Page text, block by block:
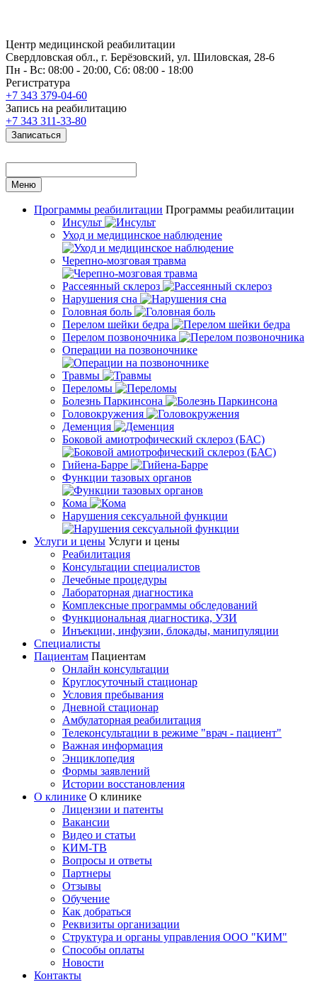
Центр медицинской реабилитации
Свердловская обл., г. Берёзовский, ул. Шиловская, 28-6
Пн - Вс: 08:00 - 20:00, Сб: 08:00 - 18:00
Регистратура
+7 343 379-04-60
Запись на реабилитацию
+7 343 311-33-80
Записаться
Меню
Программы реабилитации Программы реабилитации
Инсульт
Уход и медицинское наблюдение
Черепно-мозговая травма
Рассеянный склероз
Нарушения сна
Головная боль
Перелом шейки бедра
Перелом позвоночника
Операции на позвоночнике
Травмы
Переломы
Болезнь Паркинсона
Головокружения
Деменция
Боковой амиотрофический склероз (БАС)
Гийена-Барре
Функции тазовых органов
Кома
Нарушения сексуальной функции
Услуги и цены Услуги и цены
Реабилитация
Консультации специалистов
Лечебные процедуры
Лабораторная диагностика
Комплексные программы обследований
Функциональная диагностика, УЗИ
Инъекции, инфузии, блокады, манипуляции
Специалисты
Пациентам Пациентам
Онлайн консультации
Круглосуточный стационар
Условия пребывания
Дневной стационар
Амбулаторная реабилитация
Телеконсультации в режиме "врач - пациент"
Важная информация
Энциклопедия
Формы заявлений
Истории восстановления
О клинике О клинике
Лицензии и патенты
Вакансии
Видео и статьи
КИМ-ТВ
Вопросы и ответы
Партнеры
Отзывы
Обучение
Как добраться
Реквизиты организации
Структура и органы управления ООО "КИМ"
Способы оплаты
Новости
Контакты